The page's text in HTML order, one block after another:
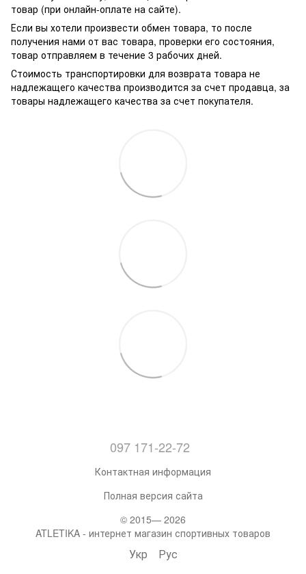
товар (при онлайн-оплате на сайте).
Если вы хотели произвести обмен товара, то после
получения нами от вас товара, проверки его состояния,
товар отправляем в течение 3 рабочих дней.
Стоимость транспортировки для возврата товара не
надлежащего качества производится за счет продавца, за
товары надлежащего качества за счет покупателя.
097 171-22-72
Контактная информация
Полная версия сайта
© 2015— 2026
ATLETIKA - интернет магазин спортивных товаров
Укр Рус